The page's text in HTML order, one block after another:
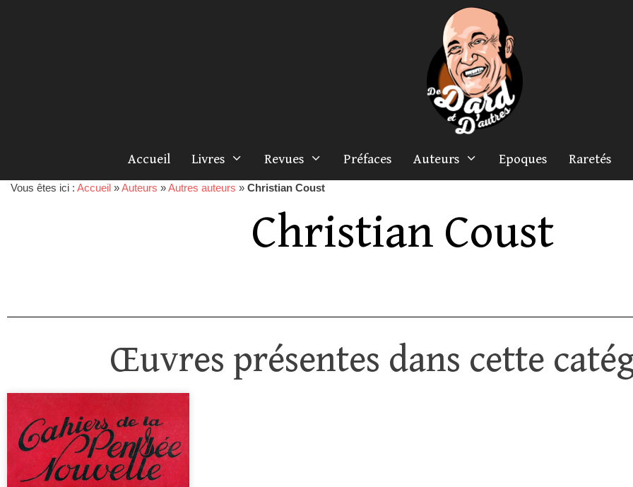
Accueil Livres Revues Préfaces Auteurs Epoques Raretés
Vous êtes ici : Accueil »Auteurs »Autres auteurs » Christian Coust
Christian Coust
Œuvres présentes dans cette